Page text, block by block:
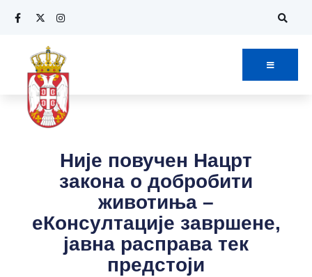
Није повучен Нацрт
закона о добробити
животиња –
еКонсултације завршене,
јавна расправа тек
предстоји